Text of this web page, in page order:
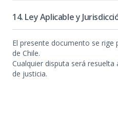
14. Ley Aplicable y
El presente documento se rige
de Chile.
Cualquier disputa será
de justicia.